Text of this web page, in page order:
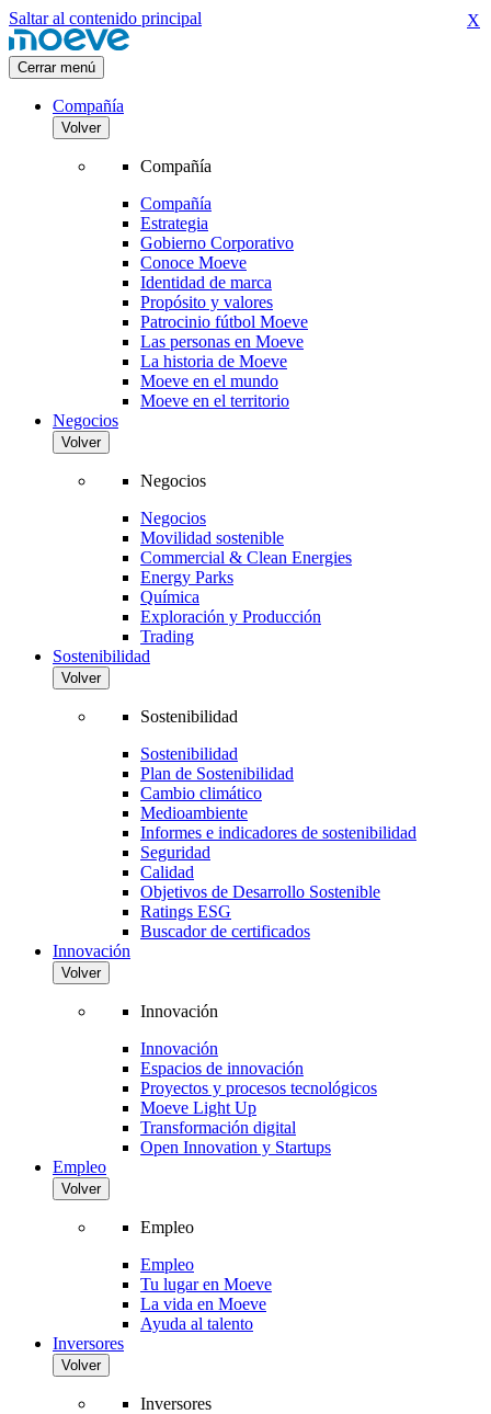
Saltar al contenido principal
Cerrar menú
Compañía
Volver
Compañía
Compañía
Estrategia
Gobierno Corporativo
Conoce Moeve
Identidad de marca
Propósito y valores
Patrocinio fútbol Moeve
Las personas en Moeve
La historia de Moeve
Moeve en el mundo
Moeve en el territorio
Negocios
Volver
Negocios
Negocios
Movilidad sostenible
Commercial & Clean Energies
Energy Parks
Química
Exploración y Producción
Trading
Sostenibilidad
Volver
Sostenibilidad
Sostenibilidad
Plan de Sostenibilidad
Cambio climático
Medioambiente
Informes e indicadores de sostenibilidad
Seguridad
Calidad
Objetivos de Desarrollo Sostenible
Ratings ESG
Buscador de certificados
Innovación
Volver
Innovación
Innovación
Espacios de innovación
Proyectos y procesos tecnológicos
Moeve Light Up
Transformación digital
Open Innovation y Startups
Empleo
Volver
Empleo
Empleo
Tu lugar en Moeve
La vida en Moeve
Ayuda al talento
Inversores
Volver
Inversores
X